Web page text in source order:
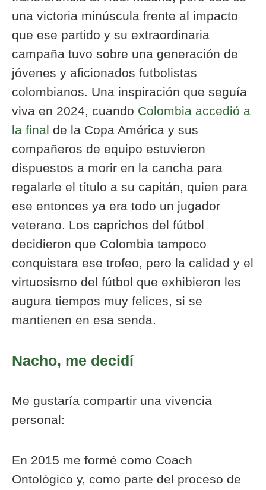
una victoria minúscula frente al impacto
que ese partido y su extraordinaria
campaña tuvo sobre una generación de
jóvenes y aficionados futbolistas
colombianos. Una inspiración que seguía
viva en 2024, cuando Colombia accedió a
la final de la Copa América y sus
compañeros de equipo estuvieron
dispuestos a morir en la cancha para
regalarle el título a su capitán, quien para
ese entonces ya era todo un jugador
veterano. Los caprichos del fútbol
decidieron que Colombia tampoco
conquistara ese trofeo, pero la calidad y el
virtuosismo del fútbol que exhibieron les
augura tiempos muy felices, si se
mantienen en esa senda.
Nacho, me decidí
Me gustaría compartir una vivencia
personal:
En 2015 me formé como Coach
Ontológico y, como parte del proceso de